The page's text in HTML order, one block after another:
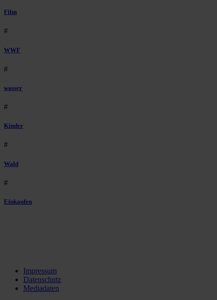
Film
#
WWF
#
wasser
#
Kinder
#
Wald
#
Einkaufen
Impressum
Datenschutz
Mediadaten